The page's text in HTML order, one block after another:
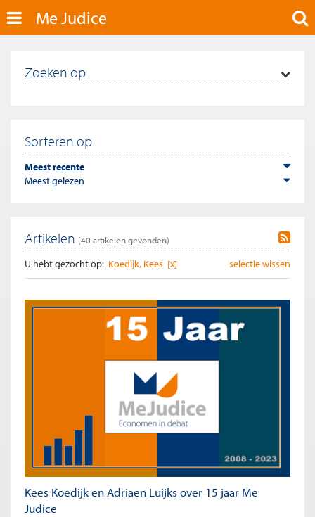
Me Judice
Zoeken op
Sorteren op
Meest recente
Meest gelezen
Artikelen (40 artikelen gevonden)
U hebt gezocht op: selectie wissen
Koedijk, Kees [x]
Kees Koedijk en Adriaen Luijks over 15 jaar Me
Judice